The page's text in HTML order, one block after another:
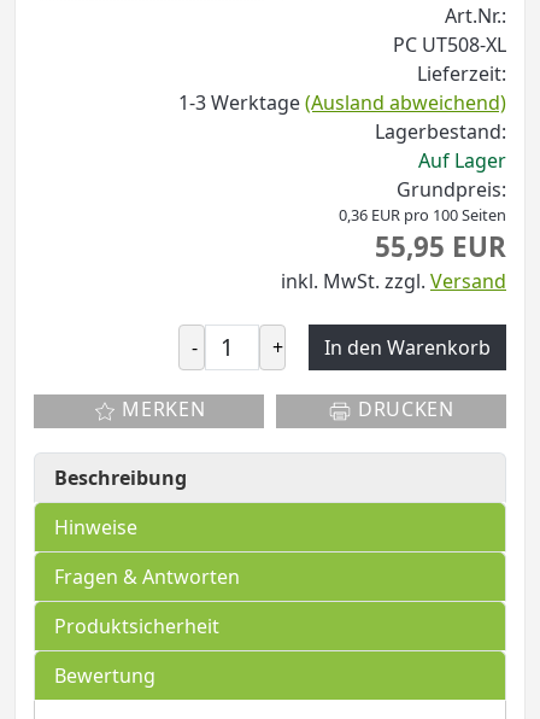
Art.Nr.:
PC UT508-XL
Lieferzeit:
1-3 Werktage(Ausland abweichend)
Lagerbestand:
Auf Lager
Grundpreis:
0,36 EUR pro 100 Seiten
55,95 EUR
inkl. MwSt. zzgl. Versand
- + In den Warenkorb
MERKEN DRUCKEN
Beschreibung
Hinweise
Fragen & Antworten
Produktsicherheit
Bewertung